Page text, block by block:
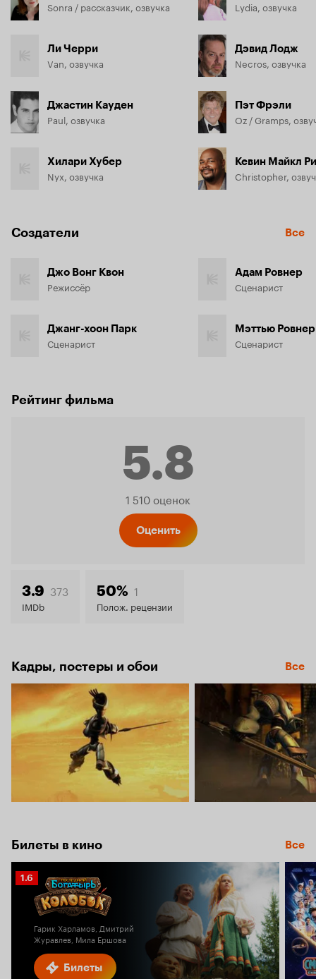
Sonra / рассказчик, озвучка
Ли Черри
Van, озвучка
Джастин Кауден
Paul, озвучка
Хилари Хубер
Nyx, озвучка
Lydia, озвучка
Дэвид Лодж
Necros, озвучка
Пэт Фрэли
Oz / Gramps,
Кевин Майкл
Christopher,
Создатели Все
Джо Вонг Квон
Режиссёр
Джанг-хоон Парк
Сценарист
Адам Ровнер
Сценарист
Мэттью Ровнер
Сценарист
Рейтинг фильма
5.8
Рейтинг
5.8
1 510 оценок
Оценить
3.9 373
IMDb
50% 1
Полож. рецензии
Кадры, постеры и обои Все
Билеты в кино Все
Билеты
Рейтинг
Кинопоиска
1.6
Гарик Харламов, Дмитрий
Журавлев, Мила Ершова